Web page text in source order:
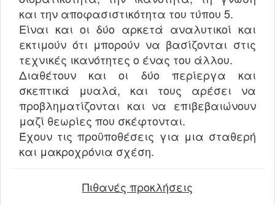
και την αποφασιστικότητα του τύπου 5.
Είναι και οι δύο αρκετά αναλυτικοί και
εκτιμούν ότι μπορούν να βασίζονται στις
τεχνικές ικανότητες ο ένας του άλλου.
Διαθέτουν και οι δύο περίεργα και
σκεπτικά μυαλά, και τους αρέσει να
προβληματίζονται και να επιβεβαιώνουν
μαζί θεωρίες που σκέφτονται.
Έχουν τις προϋποθέσεις για μια σταθερή
και μακροχρόνια σχέση.
Πιθανές προκλήσεις